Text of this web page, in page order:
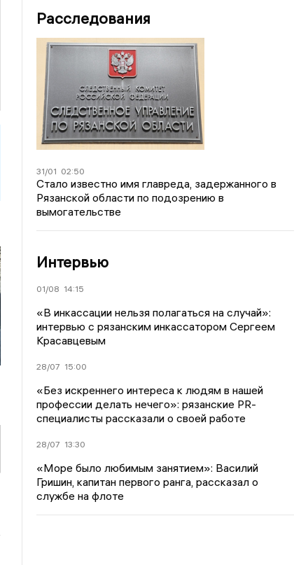
Расследования
31/01 02:50
Стало известно имя главреда, задержанного в
Рязанской области по подозрению в
вымогательстве
Интервью
01/08 14:15
«В инкассации нельзя полагаться на случай»:
интервью с рязанским инкассатором Сергеем
Красавцевым
28/07 15:00
«Без искреннего интереса к людям в нашей
профессии делать нечего»: рязанские PR-
специалисты рассказали о своей работе
28/07 13:30
«Море было любимым занятием»: Василий
Гришин, капитан первого ранга, рассказал о
службе на флоте